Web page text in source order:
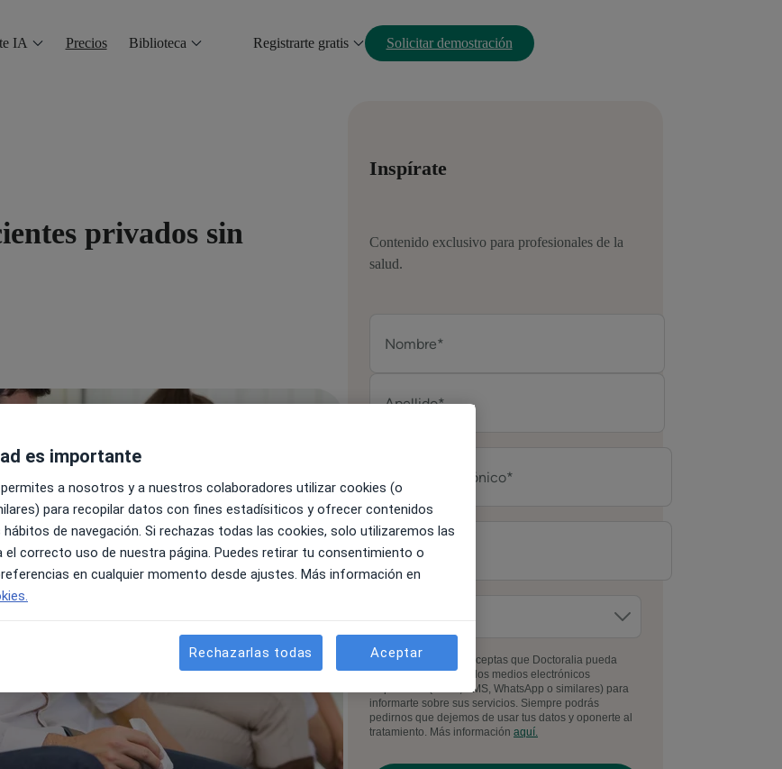
IA Precios Biblioteca Registrarte gratis Solicitar demostración
privados sin
Inspírate
Contenido exclusivo para profesionales de la
salud.
Al facilitar tus datos, aceptas que Doctoralia pueda
contactarte por todos los medios electrónicos
disponibles (email, SMS, WhatsApp o similares) para
informarte sobre sus servicios. Siempre podrás
pedirnos que dejemos de usar tus datos y oponerte al
tratamiento. Más información aquí.
es importante
a nosotros y a nuestros colaboradores utilizar cookies (o
para recopilar datos con fines estadísiticos y ofrecer contenidos
de navegación. Si rechazas todas las cookies, solo utilizaremos las
el correcto uso de nuestra página. Puedes retirar tu consentimiento o
en cualquier momento desde ajustes. Más información en
Rechazarlas todas Aceptar